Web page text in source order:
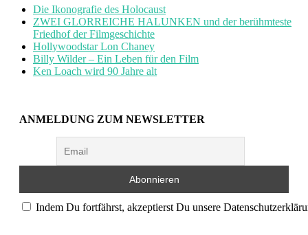
Die Ikonografie des Holocaust
ZWEI GLORREICHE HALUNKEN und der berühmteste
Friedhof der Filmgeschichte
Hollywoodstar Lon Chaney
Billy Wilder – Ein Leben für den Film
Ken Loach wird 90 Jahre alt
ANMELDUNG ZUM NEWSLETTER
Indem Du fortfährst, akzeptierst Du unsere